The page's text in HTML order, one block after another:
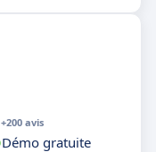
+200 avis
Démo gratuite